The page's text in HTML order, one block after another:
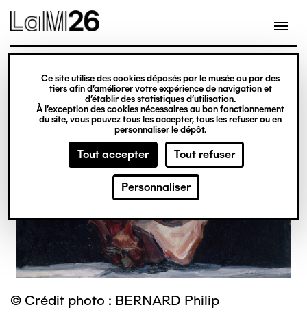
Gestion des cookies
Ce site utilise des cookies déposés par le musée ou par des
tiers afin d’améliorer votre expérience de navigation et
d’établir des statistiques d’utilisation.
À l’exception des cookies nécessaires au bon fonctionnement
du site, vous pouvez tous les accepter, tous les refuser ou en
personnaliser le dépôt.
Tout accepter Tout refuser
Personnaliser
contenu
© Crédit photo : BERNARD Philip